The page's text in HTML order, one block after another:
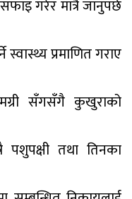
गरेर मात्रै जानुपर्छ
स्वास्थ्य प्रमाणित गराए
सँगसँगै कुखुराको
पशुपक्षी तथा तिनका